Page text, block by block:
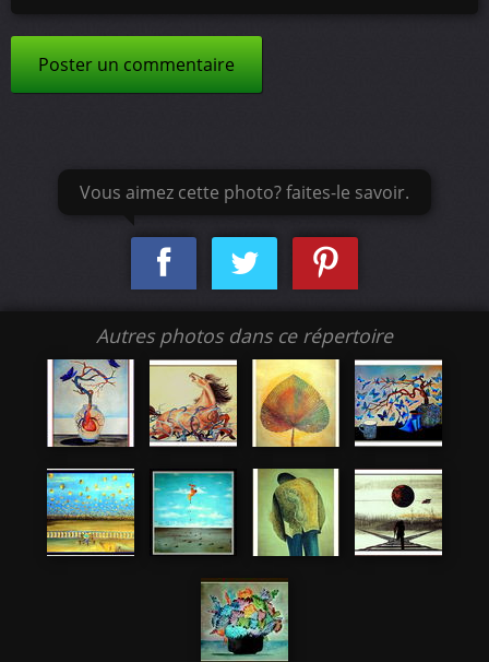
Poster un commentaire
Vous aimez cette photo? faites-le savoir.
Autres photos dans ce répertoire